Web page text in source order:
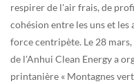
respirer de l'air frais, de
cohésion entre les uns et les
force centripète. Le 28
de l'Anhui Clean Energy a
printanière « Montagnes